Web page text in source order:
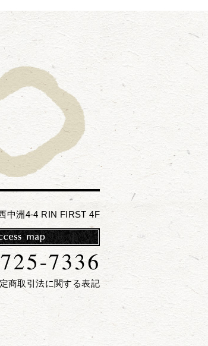
中洲4-4 RIN FIRST 4F
商取引法に関する表記